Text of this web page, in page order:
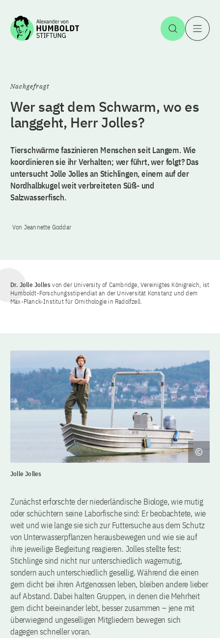
Zum Inhalt springen Suche
Nachgefragt
Wer sagt dem Schwarm, wo es
langgeht, Herr Jolles?
Tierschwärme faszinieren Menschen seit Langem. Wie
koordinieren sie ihr Verhalten; wer führt, wer folgt? Das
untersucht Jolle Jolles an Stichlingen, einem auf der
Nordhalbkugel weit verbreiteten Süß- und
Salzwasserfisch.
Von Jeannette Goddar
Dr. Jolle Jollesvon der University of Cambridge, Vereinigtes Königreich, ist
Humboldt-Forschungsstipendiat an der Universität Konstanz und dem
Max-Planck-Institut für Ornithologie in Radolfzell.
Jolle Jolles
Zunächst erforschte der niederländische Biologe, wie mutig
oder schüchtern seine Laborfische sind: Er beobachtete, wie
weit und wie lange sie sich zur Futtersuche aus dem Schutz
von Unterwasserpflanzen herausbewegen und wie sie auf
ihre jeweilige Begleitung reagieren. Jolles stellte fest:
Stichlinge sind nicht nur unterschiedlich wagemutig,
sondern auch unterschiedlich gesellig. Während die einen
gern dicht bei ihren Artgenossen leben, bleiben andere lieber
auf Abstand. Dabei halten Gruppen, in denen die Mehrheit
gern dicht beieinander lebt, besser zusammen – jene mit
überwiegend ungeselligen Mitgliedern bewegen sich
dagegen schneller voran.